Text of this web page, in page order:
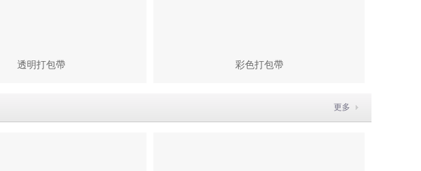
透明打包帶 彩色打包帶
更多